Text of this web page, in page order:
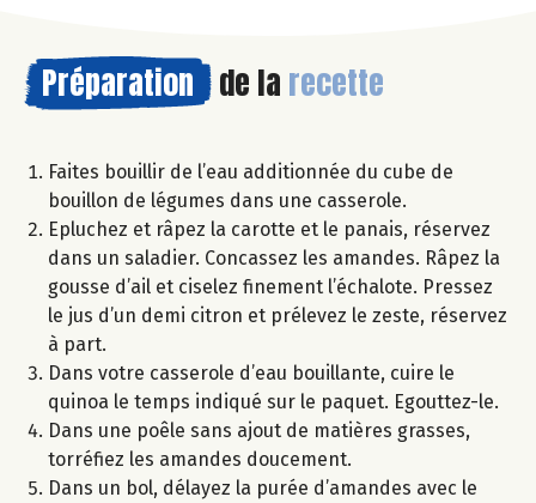
Préparation de la recette
Faites bouillir de l’eau additionnée du cube de
bouillon de légumes dans une casserole.
Epluchez et râpez la carotte et le panais, réservez
dans un saladier. Concassez les amandes. Râpez la
gousse d’ail et ciselez finement l’échalote. Pressez
le jus d’un demi citron et prélevez le zeste, réservez
à part.
Dans votre casserole d’eau bouillante, cuire le
quinoa le temps indiqué sur le paquet. Egouttez-le.
Dans une poêle sans ajout de matières grasses,
torréfiez les amandes doucement.
Dans un bol, délayez la purée d’amandes avec le